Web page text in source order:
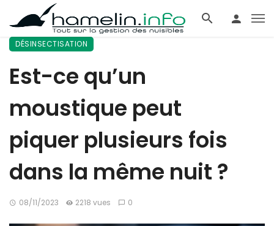
DÉSINSECTISATION
Est-ce qu’un
moustique peut
piquer plusieurs fois
dans la même nuit ?
08/11/2023 2218 vues 0